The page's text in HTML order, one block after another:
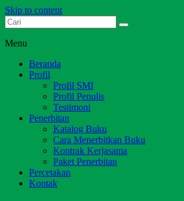
Skip to content
Dari Jambi untuk Indonesia
Menu
Beranda
Profil
Profil SMI
Profil Penulis
Testimoni
Penerbitan
Katalog Buku
Cara Menerbitkan Buku
Kontrak Kerjasama
Paket Penerbitan
Percetakan
Kontak